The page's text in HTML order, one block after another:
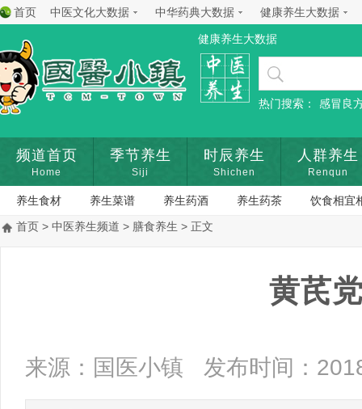
首页 中医文化大数据 中华药典大数据 健康养生大数据
健康养生大数据
热门搜索： 感冒良
频道首页
Home
季节养生
Siji
时辰养生
Shichen
人群养生
Renqun
养生食材 养生菜谱 养生药酒 养生药茶
饮食相宜
首页 > 中医养生频道 > 膳食养生 > 正文
黄芪
来源：国医小镇 发布时间：